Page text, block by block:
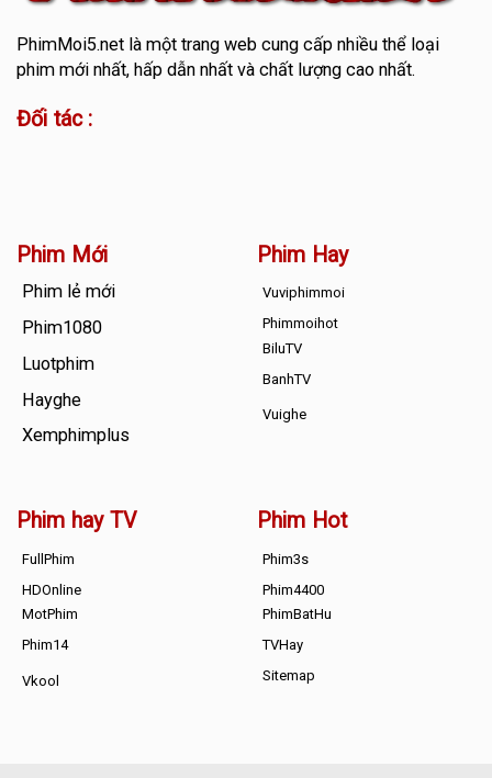
PhimMoi5.netlà một trang web cung cấp nhiều thể loại
phim mới nhất, hấp dẫn nhất và chất lượng cao nhất.
Đối tác :
Phim Mới
Phim lẻ mới
Phim1080
Luotphim
Hayghe
Xemphimplus
Phim Hay
Vuviphimmoi
Phimmoihot
BiluTV
BanhTV
Vuighe
Phim hay TV
FullPhim
HDOnline
MotPhim
Phim14
Vkool
Phim Hot
Phim3s
Phim4400
PhimBatHu
TVHay
Sitemap